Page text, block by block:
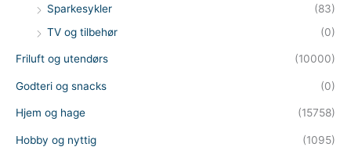
Sparkesykler
(83)
TV og tilbehør
(0)
Friluft og utendørs (10000)
Godteri og snacks (0)
Hjem og hage (15758)
Hobby og nyttig (1095)